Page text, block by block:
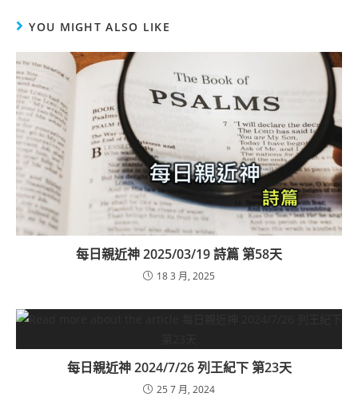
YOU MIGHT ALSO LIKE
每日親近神 2025/03/19 詩篇 第58天
18 3 月, 2025
每日親近神 2024/7/26 列王紀下 第23天
25 7 月, 2024